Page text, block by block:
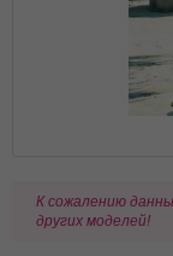
К сожалению
других моделей!